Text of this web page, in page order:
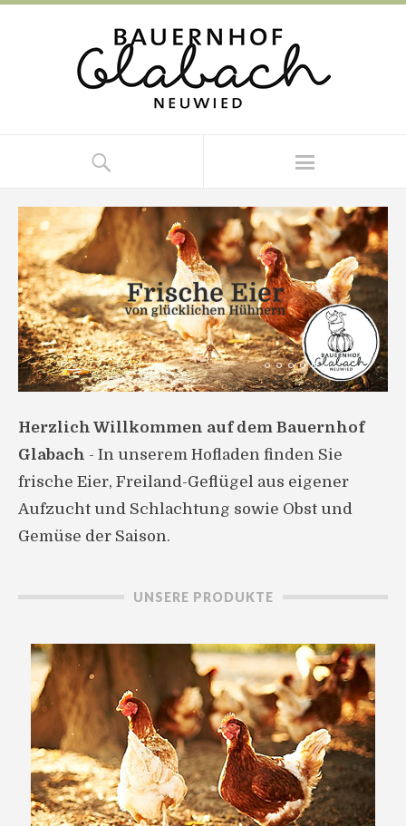
Herzlich Willkommen auf dem Bauernhof
Glabach - In unserem Hofladen finden Sie
frische Eier, Freiland-Geflügel aus eigener
Aufzucht und Schlachtung sowie Obst und
Gemüse der Saison.
UNSERE PRODUKTE